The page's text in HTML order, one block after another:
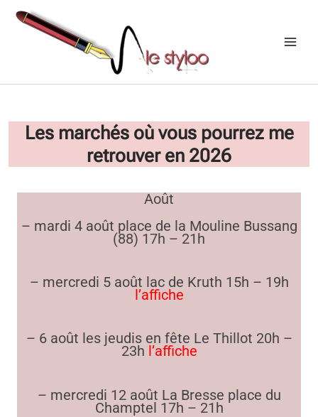
contenu
Les marchés où vous pourrez me
retrouver en 2026
Août
– mardi 4 août place de la Mouline Bussang
(88) 17h – 21h
– mercredi 5 août lac de Kruth 15h – 19h
l’affiche
– 6 août les jeudis en fête Le Thillot 20h –
23h l’affiche
– mercredi 12 août La Bresse place du
Champtel 17h – 21h